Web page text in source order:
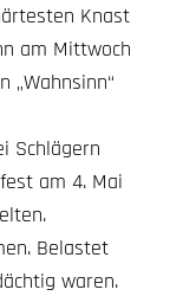
Knast
am Mittwoch
„Wahnsinn“
Schlägern
am 4. Mai
Belastet
waren.